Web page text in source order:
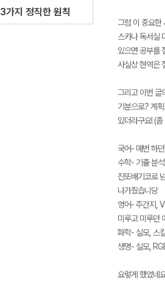
3가지 정직한 원칙
그럼 이 중요한
스카나 독서실
있으면 공부를
사실상 현역은
그리고 이번 글
기분으로? 계
있더라구요! (
국어- 매번 하
수학- 기출 분
진또배기코로
나가줬습니당
영어- 주간지,
미루고 미루던
화학- 실모, 스
생명- 실모,
요렇게 했었네